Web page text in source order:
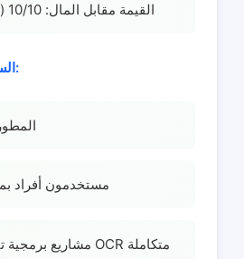
القيمة مقابل المال: 10/10 (مجانية تماما)
السيناريوهات المناسبة:
مستخدمون أفراد
مشاريع برمجية تتطلب قدرات OCR متكاملة